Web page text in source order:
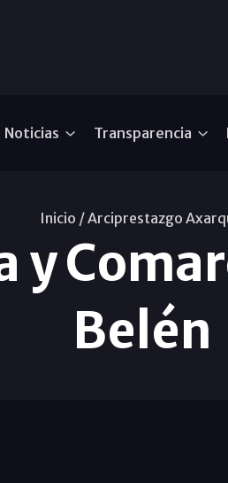
Noticias Transparencia
Inicio /Arciprestazgo
y
Belén